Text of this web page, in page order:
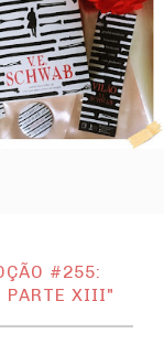
#255:
PARTE XIII"